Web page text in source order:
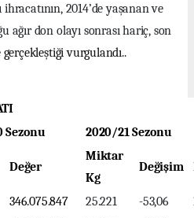
2014’de yaşanan ve
ağır don olayı sonrası hariç, son
vurgulandı..
Sezonu
2020/21 Sezonu
Değer
Miktar
Kg
Değişim
346.075.847 25.221 -53,06